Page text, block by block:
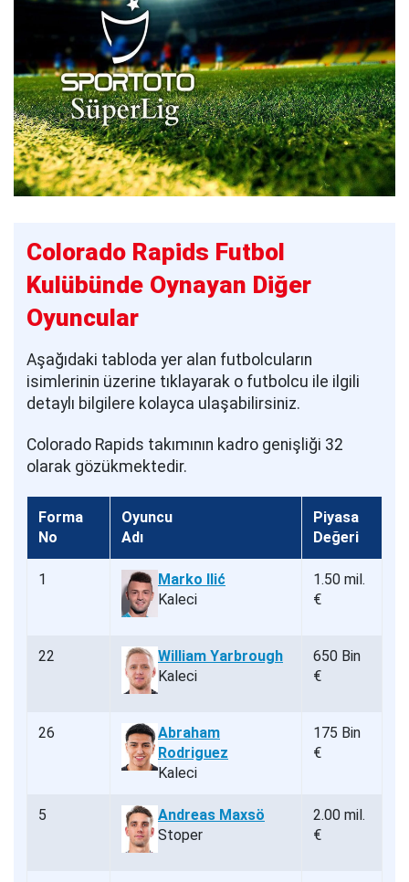
Colorado Rapids Futbol
Kulübünde Oynayan Diğer
Oyuncular
Aşağıdaki tabloda yer alan futbolcuların
isimlerinin üzerine tıklayarak o futbolcu ile ilgili
detaylı bilgilere kolayca ulaşabilirsiniz.
Colorado Rapids takımının kadro genişliği 32
olarak gözükmektedir.
Forma
No
Oyuncu
Adı
Piyasa
Değeri
1
Marko Ilić
Kaleci
1.50 mil.
€
22
William Yarbrough
Kaleci
650 Bin
€
26
Abraham
Rodriguez
Kaleci
175 Bin
€
5
Andreas Maxsö
Stoper
2.00 mil.
€